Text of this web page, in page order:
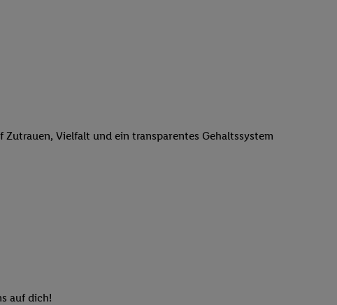
Vielfalt und ein transparentes Gehaltssystem
auf dich!
verarbeitet.
wiedererkannt
unten erläuterten